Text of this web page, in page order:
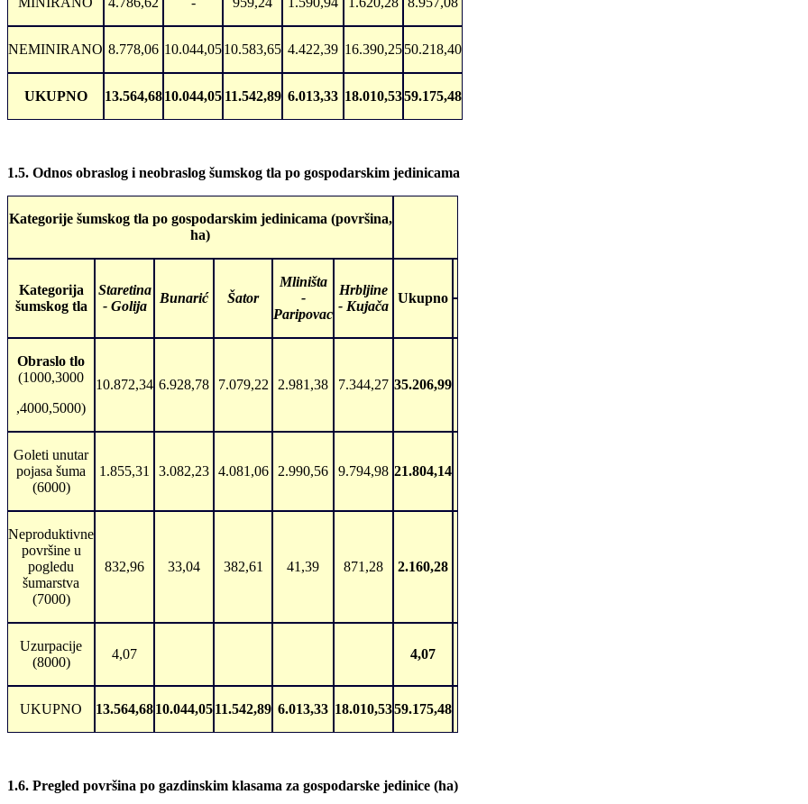
NEMINIRANO 8.778,06 10.044,0510.583,65 4.422,39 16.390,2550.218,40
UKUPNO 13.564,6810.044,05 11.542,89 6.013,33 18.010,5359.175,48
1.5. Odnos obraslog i neobraslog šumskog tla po gospodarskim jedinicama
Kategorije šumskog tla po gospodarskim jedinicama (površina,
ha)
Kategorija
šumskog tla
Staretina
- Golija
Bunarić Šator
Mliništa
-
Paripovac
Hrbljine
- Kujača
Ukupno
Obraslo tlo
(1000,3000
,4000,5000)
10.872,34 6.928,78 7.079,22 2.981,38 7.344,27 35.206,99
Goleti unutar
pojasa šuma
(6000)
1.855,31 3.082,23 4.081,06 2.990,56 9.794,98 21.804,14
Neproduktivne
površine u
pogledu
šumarstva
(7000)
832,96 33,04 382,61 41,39 871,28 2.160,28
Uzurpacije
(8000)
4,07 4,07
UKUPNO 13.564,6810.044,0511.542,89 6.013,33 18.010,5359.175,48
1.6. Pregled površina po gazdinskim klasama za gospodarske jedinice (ha)